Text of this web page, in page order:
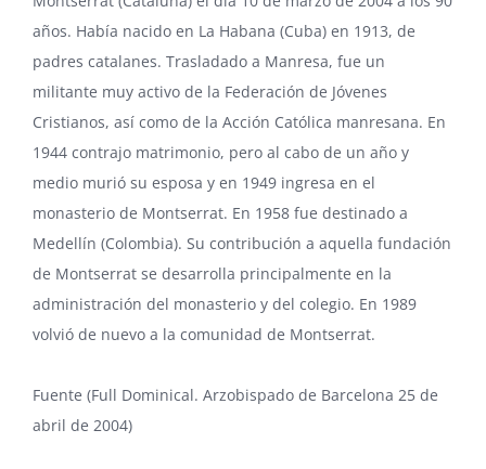
años. Había nacido en La Habana (Cuba) en 1913, de
padres catalanes. Trasladado a Manresa, fue un
militante muy activo de la Federación de Jóvenes
Cristianos, así como de la Acción Católica manresana. En
1944 contrajo matrimonio, pero al cabo de un año y
medio murió su esposa y en 1949 ingresa en el
monasterio de Montserrat. En 1958 fue destinado a
Medellín (Colombia). Su contribución a aquella fundación
de Montserrat se desarrolla principalmente en la
administración del monasterio y del colegio. En 1989
volvió de nuevo a la comunidad de Montserrat.
Fuente (Full Dominical. Arzobispado de Barcelona 25 de
abril de 2004)